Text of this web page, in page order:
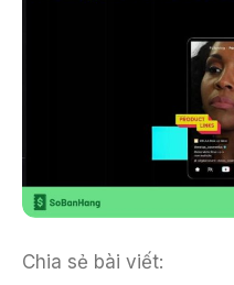
Chia sẻ bài viết: